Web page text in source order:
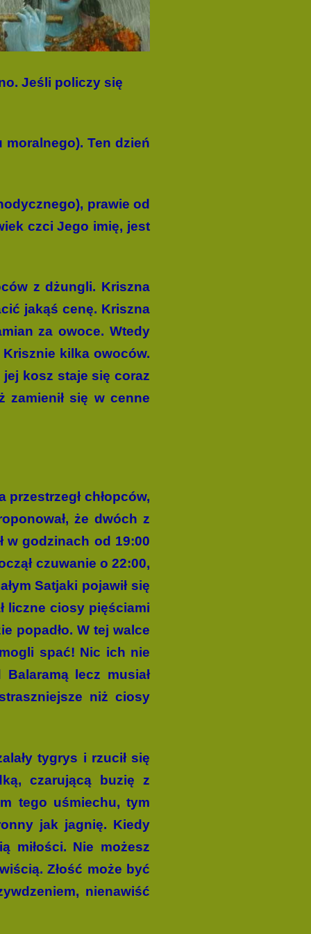
Jeśli policzy się
moralnego). Ten dzień
prawie od
czci Jego imię, jest
z dżungli. Kriszna
jakąś cenę. Kriszna
za owoce. Wtedy
Krisznie kilka owoców.
jej kosz staje się coraz
zamienił się w cenne
chłopców,
że dwóch z
w godzinach od 19:00
czuwanie o 22:00,
Satjaki pojawił się
liczne ciosy pięściami
popadło. W tej walce
spać! Nic ich nie
lecz musiał
niż ciosy
tygrys i rzucił się
czarującą buzię z
tego uśmiechu, tym
jak jagnię. Kiedy
miłości. Nie możesz
Złość może być
nienawiść